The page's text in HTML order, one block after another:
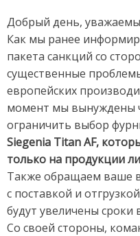
Добрый день,
Как мы ранее
пакета санкций со
существенные
европейских
момент мы вынуждены
ограничить выбор
Siegenia Titan AF,
только на продукции
Также обращаем ваше
с поставкой и
будут увеличены сроки
Со своей стороны,